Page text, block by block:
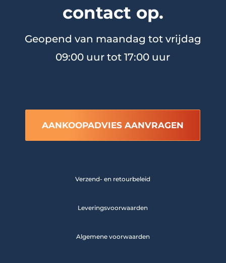
contact op.
Geopend van maandag tot vrijdag
09:00 uur tot 17:00 uur
AANKOOPADVIES AANVRAGEN
Verzend- en retourbeleid
Leveringsvoorwaarden
Algemene voorwaarden